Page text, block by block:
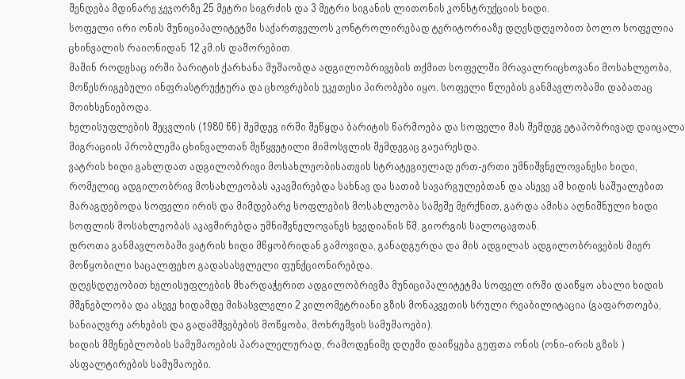
შენდება მდინარე ჯეჯორზე 25 მეტრი სიგრძის და 3 მეტრი სიგანის ლითონის კონსტრუქციის ხიდი.
სოფელი ირი ონის მუნიციპალიტეტში საქართველოს კონტროლირებად ტერიტორიაზე დღესდღეობით ბოლო სოფელია
ცხინვალის რაიონიდან 12 კმ.ის დაშორებით.
მაშინ როდესაც ირში ბარიტის ქარხანა მუშაობდა ადგილობრივების თქმით სოფელში მრავალრიცხოვანი მოსახლეობა,
მოწესრიგებული ინფრასტრუქტურა და ცხოვრების უკეთესი პირობები იყო. სოფელი წლების განმავლობაში დაბათაც
მოიხსენიებოდა.
ხელისუფლების შეცვლის (1980 წწ) შემდეგ ირში შეწყდა ბარიტის წარმოება და სოფელი მას შემდეგ ეტაპობრივად დაიცალა,
მიგრაციის პრობლემა ცხინვალთან შეწყვეტილი მიმოსვლის შემდეგაც გაუარესდა.
ვატრის ხიდი გახლდათ ადგილობრივი მოსახლეობისათვის სტრატეგიულად ერთ-ერთი უმნიშვნელოვანესი ხიდი,
რომელიც ადგილობრივ მოსახლეობას აკავშირებდა სახნავ და სათიბ სავარგულებთან და ასევე ამ ხიდის საშუალებით
მარაგდებოდა სოფელი ირის და მიმდებარე სოფლების მოსახლეობა საშეშე მერქნით, გარდა ამისა აღნიშნული ხიდი
სოფლის მოსახლეობას აკავშირებდა უმნიშვნელოვანეს ხვედიანის წმ. გიორგის სალოცავთან.
დროთა განმავლობაში ვატრის ხიდი მწყობრიდან გამოვიდა, განადგურდა და მის ადგილას ადგილობრივების მიერ
მოწყობილი საცალფეხო გადასასვლელი ფუნქციონირებდა.
დღესდღეობით ხელისუფლების მხარდაჭერით ადგილობრივმა მუნიციპალიტეტმა სოფელ ირში დაიწყო ახალი ხიდის
მშენებლობა და ასევე ხიდამდე მისასვლელი 2 კილომეტრიანი გზის მონაკვეთის სრული რეაბილიტაცია (გაფართოება,
სანიაღვრე არხების და გადამშვებების მოწყობა, მოხრეშვის სამუშაოები).
ხიდის მშენებლობის სამუშაოების პარალელურად, რამოდენიმე დღეში დაიწყება გუფთა ონის (ონი-ირის გზის )
ასფალტირების სამუშაოები.